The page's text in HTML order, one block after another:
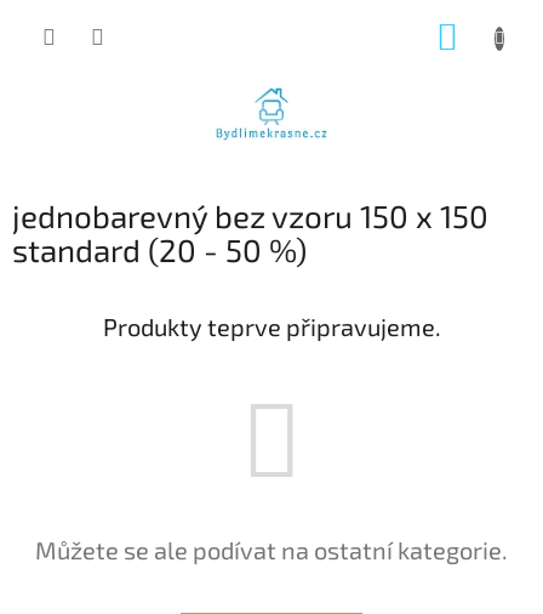
jednobarevný bez vzoru 150 x 150
standard (20 - 50 %)
Produkty teprve připravujeme.
Můžete se ale podívat na ostatní kategorie.